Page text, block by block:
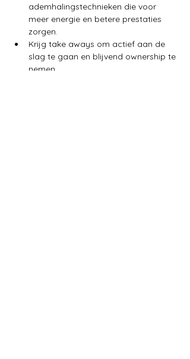
ademhalingstechnieken die voor
meer energie en betere prestaties
zorgen.
Krijg take aways om actief aan de
slag te gaan en blijvend ownership te
nemen.